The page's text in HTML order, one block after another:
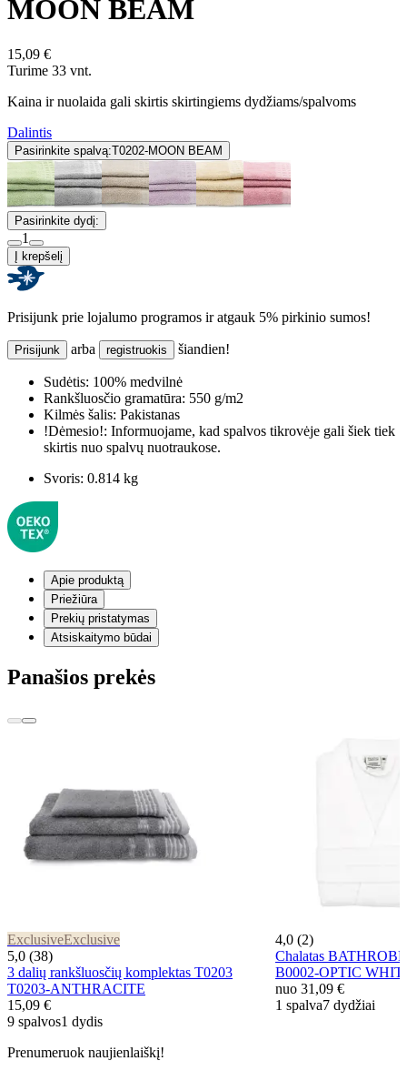
MOON BEAM
15,09 €
Turime 33 vnt.
Kaina ir nuolaida gali skirtis skirtingiems dydžiams/spalvoms
Dalintis
Pasirinkite spalvą:T0202-MOON BEAM
Pasirinkite dydį:
1
Į krepšelį
Prisijunk prie lojalumo programos ir atgauk 5% pirkinio sumos!
Prisijunk arba registruokis šiandien!
Sudėtis: 100% medvilnė
Rankšluosčio gramatūra: 550 g/m2
Kilmės šalis: Pakistanas
!Dėmesio!: Informuojame, kad spalvos tikrovėje gali šiek tiek
skirtis nuo spalvų nuotraukose.
Svoris: 0.814 kg
Apie produktą
Priežiūra
Prekių pristatymas
Atsiskaitymo būdai
Panašios prekės
ExclusiveExclusive
5,0 (38)
3 dalių rankšluosčių komplektas T0203
T0203-ANTHRACITE
15,09 €
9 spalvos1 dydis
4,0 (2)
Chalatas
B0002-OPTIC
nuo 31,09 €
1 spalva7 dydžiai
Prenumeruok naujienlaiškį!